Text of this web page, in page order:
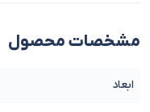
مشخصات محصول
ابعاد